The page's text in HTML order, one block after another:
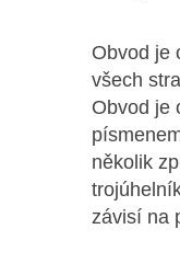
Obvod je
všech
Obvod je
několik
závisí na